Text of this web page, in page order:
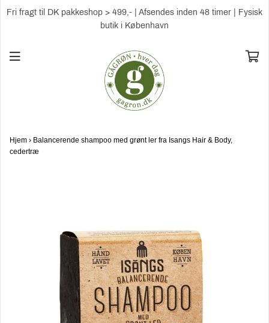
Fri fragt til DK pakkeshop > 499,- | Afsendes inden 48 timer | Fysisk
butik i København
Hjem › Balancerende shampoo med grønt ler fra Isangs Hair & Body,
cedertræ